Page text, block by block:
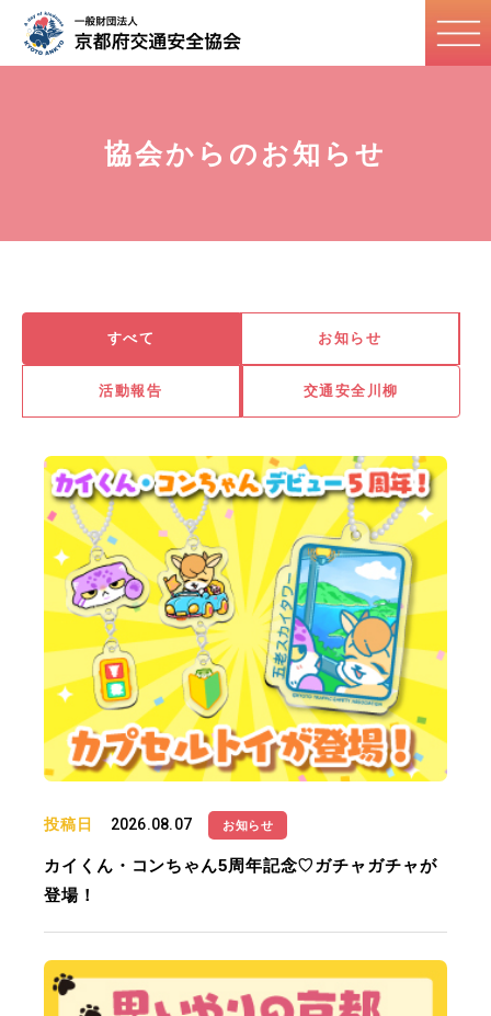
協会からのお知らせ
すべて お知らせ
活動報告 交通安全川柳
投稿日 2026.08.07 お知らせ
カイくん・コンちゃん5周年記念♡ガチャガチャが
登場！